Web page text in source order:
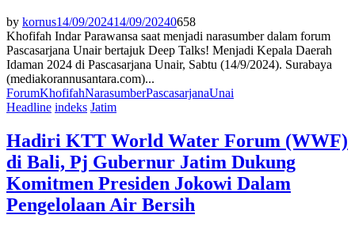
by kornus14/09/202414/09/20240658
Khofifah Indar Parawansa saat menjadi narasumber dalam forum
Pascasarjana Unair bertajuk Deep Talks! Menjadi Kepala Daerah
Idaman 2024 di Pascasarjana Unair, Sabtu (14/9/2024). Surabaya
(mediakorannusantara.com)...
ForumKhofifahNarasumberPascasarjanaUnai
Headline indeks Jatim
Hadiri KTT World Water Forum (WWF)
di Bali, Pj Gubernur Jatim Dukung
Komitmen Presiden Jokowi Dalam
Pengelolaan Air Bersih